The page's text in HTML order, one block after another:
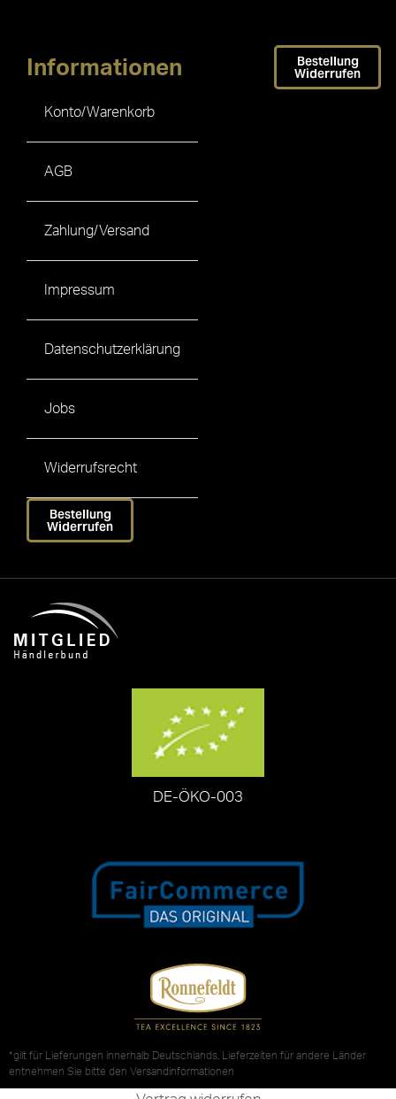
Informationen
Konto/Warenkorb
AGB
Zahlung/Versand
Impressum
Datenschutzerklärung
Jobs
Widerrufsrecht
Bestellung
Widerrufen
Bestellung
Widerrufen
DE-ÖKO-003
*gilt für Lieferungen innerhalb Deutschlands, Lieferzeiten für andere Länder
entnehmen Sie bitte den Versandinformationen